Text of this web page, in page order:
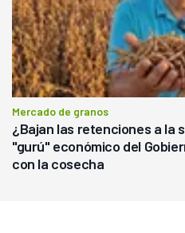
Mercado de granos
¿Bajan las retenciones a la
"gurú" económico del
con la cosecha